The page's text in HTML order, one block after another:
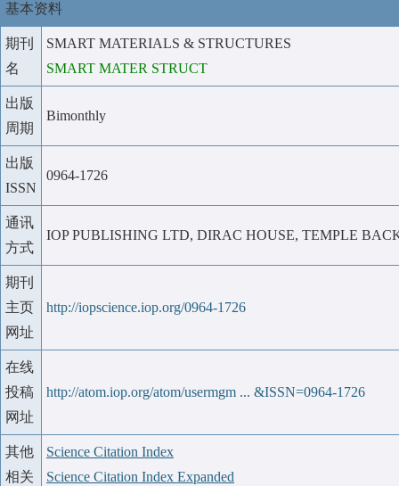
基本资料
期刊
名
SMART MATERIALS & STRUCTURES
SMART MATER STRUCT
出版
周期
Bimonthly
出版
ISSN
0964-1726
通讯
方式
IOP PUBLISHING LTD, DIRAC HOUSE, TEMPLE
期刊
主页
网址
http://iopscience.iop.org/0964-1726
在线
投稿
网址
http://atom.iop.org/atom/usermgm ... &ISSN=0964-1726
其他
相关
Science Citation Index
Science Citation Index Expanded